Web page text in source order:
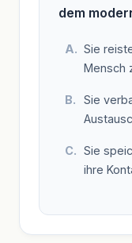
dem
Sie
Mensch
Sie
Sie
ihre